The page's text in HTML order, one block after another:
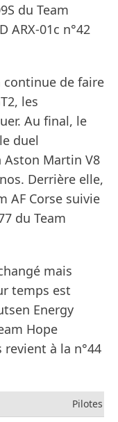
du Team
ARX-01c n°42
continue de faire
les
Au final, le
duel
Aston Martin V8
Derrière elle,
AF Corse suivie
du Team
mais
temps est
Energy
Hope
à la n°44
Pilotes